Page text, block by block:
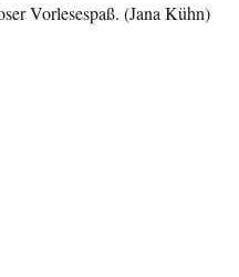
Vorlesespaß. (Jana Kühn)